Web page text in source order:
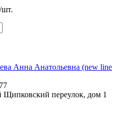
шт.
Анна Анатольевна (new line
переулок, дом 1